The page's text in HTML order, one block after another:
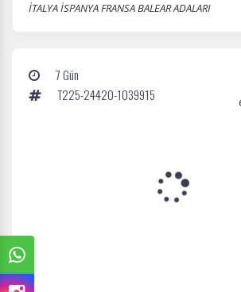
İTALYA İSPANYA FRANSA BALEAR ADALARI
7 Gün
T225-24420-1039915